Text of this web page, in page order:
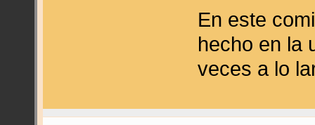
En este
hecho en la
veces a lo